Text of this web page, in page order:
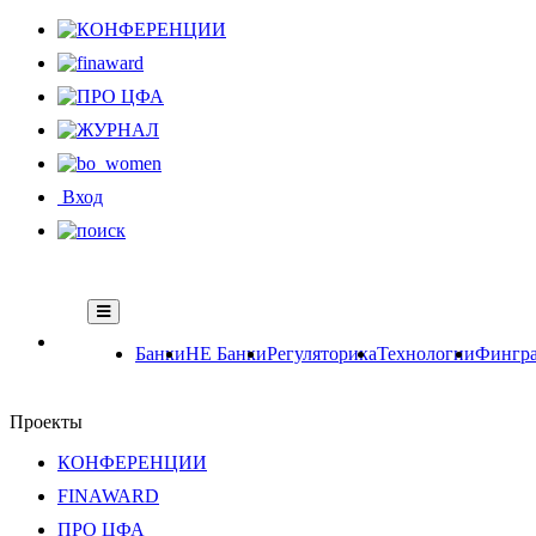
Вход
БанкиНЕ БанкиРегуляторикаТехнологии
Проекты
КОНФЕРЕНЦИИ
FINAWARD
ПРО ЦФА